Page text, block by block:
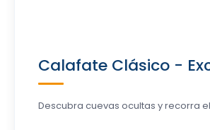
Calafate Clásico -
Descubra cuevas ocultas y recorra